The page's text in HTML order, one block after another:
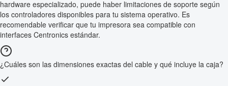
hardware especializado, puede haber limitaciones de soporte según
los controladores disponibles para tu sistema operativo. Es
recomendable verificar que tu impresora sea compatible con
interfaces Centronics estándar.
¿Cuáles son las dimensiones exactas del cable y qué incluye la caja?